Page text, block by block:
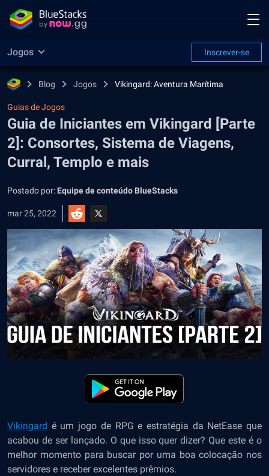
Jogos Inscrever-se
Blog Jogos Vikingard: Aventura Marítima
Guias de Jogos
Guia de Iniciantes em Vikingard [Parte
2]: Consortes, Sistema de Viagens,
Curral, Templo e mais
Postado por: Equipe de conteúdo BlueStacks
mar 25, 2022
Vikingard é um jogo de RPG e estratégia da NetEase que
acabou de ser lançado. O que isso quer dizer? Que este é o
melhor momento para buscar por uma boa colocação nos
servidores e receber excelentes prêmios.